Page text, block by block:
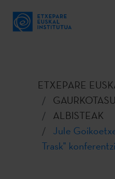
ETXEPARE
ALBISTEAK
Jule
Trask"